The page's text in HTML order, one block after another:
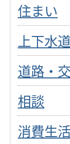
住まい
上下水
道路・
相談
消費生活